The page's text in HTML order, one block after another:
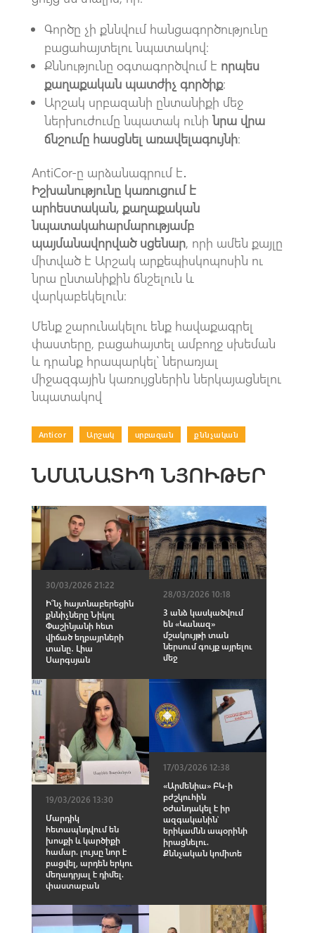
Գործը չի քննվում հանցագործությունը
բացահայտելու նպատակով։
Քննությունը օգտագործվում է որպես
քաղաքական պատժիչ գործիք։
Արշակ սրբազանի ընտանիքի մեջ
ներխուժումը նպատակ ունի նրա վրա
ճնշումը հասցնել առավելագույնի։
AntiCor-ը արձանագրում է․
Իշխանությունը կառուցում է
արհեստական, քաղաքական
նպատակահարմարությամբ
պայմանավորված սցենար, որի ամեն քայլը
միտված է Արշակ արքեպիսկոպոսին ու
նրա ընտանիքին ճնշելուն և
վարկաբեկելուն։
Մենք շարունակելու ենք հավաքագրել
փաստերը, բացահայտել ամբողջ սխեման
և դրանք հրապարկել՝ ներառյալ
միջազգային կառույցներին ներկայացնելու
նպատակով
Anticor Արշակ սրբազան քննչական
ՆՄԱՆԱՏԻՊ ՆՅՈՒԹԵՐ
30/03/2026 21:22
Ի՞նչ հայտնաբերեցին
քննիչները Նիկոլ
Փաշինյանի հետ
վիճած եղբայրների
տանը․ Լիա
Սարգսյան
28/03/2026 10:18
3 անձ կասկածվում
են «Կանազ»
մշակույթի տան
ներսում գույք այրելու
մեջ
19/03/2026 13:30
Մարդիկ
հետապնդվում են
խոսքի և կարծիքի
համար. լույսը նոր է
բացվել, արդեն երկու
մեղադրյալ է դիմել.
փաստաբան
17/03/2026 12:38
«Արմենիա» ԲԿ-ի
բժշկուհին
օժանդակել է իր
ազգականին՝
երիկամնն ապօրինի
իրացնելու.
Քննչական կոմիտե